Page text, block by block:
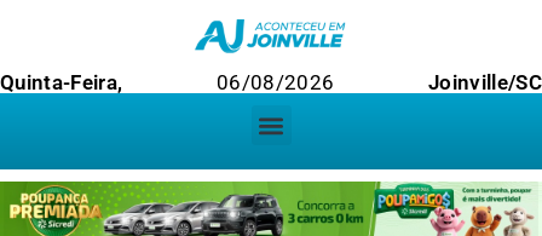
Quinta-Feira, 06/08/2026 Joinville/SC